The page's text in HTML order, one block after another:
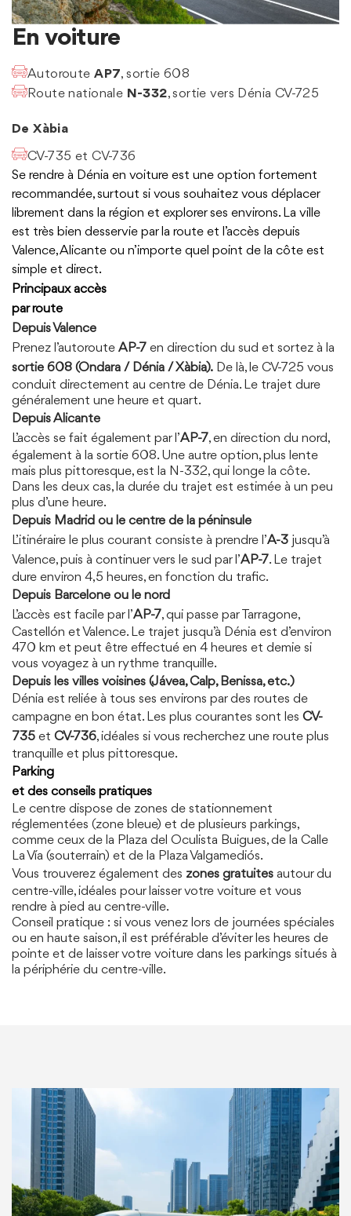
En voiture
AutorouteAP7, sortie 608
Route nationale N-332, sortie vers Dénia CV-725
De Xàbia
CV-735 et CV-736
Se rendre à Dénia en voiture est une option fortement
recommandée, surtout si vous souhaitez vous déplacer
librement dans la région et explorer ses environs. La ville
est très bien desservie par la route et l’accès depuis
Valence, Alicante ou n’importe quel point de la côte est
simple et direct.
Principaux accès
par route
Depuis Valence
Prenez l’autoroute AP-7 en direction du sud et sortez à la
sortie 608 (Ondara / Dénia / Xàbia). De là, le CV-725 vous
conduit directement au centre de Dénia. Le trajet dure
généralement une heure et quart.
Depuis Alicante
L’accès se fait également par l’AP-7, en direction du nord,
également à la sortie 608. Une autre option, plus lente
mais plus pittoresque, est la N-332, qui longe la côte.
Dans les deux cas, la durée du trajet est estimée à un peu
plus d’une heure.
Depuis Madrid ou le centre de la péninsule
L’itinéraire le plus courant consiste à prendre l’A-3 jusqu’à
Valence, puis à continuer vers le sud par l’AP-7. Le trajet
dure environ 4,5 heures, en fonction du trafic.
Depuis Barcelone ou le nord
L’accès est facile par l’AP-7, qui passe par Tarragone,
Castellón et Valence. Le trajet jusqu’à Dénia est d’environ
470 km et peut être effectué en 4 heures et demie si
vous voyagez à un rythme tranquille.
Depuis les villes voisines (Jávea, Calp, Benissa, etc.)
Dénia est reliée à tous ses environs par des routes de
campagne en bon état. Les plus courantes sont les CV-
735 et CV-736, idéales si vous recherchez une route plus
tranquille et plus pittoresque.
Parking
et des conseils pratiques
Le centre dispose de zones de stationnement
réglementées (zone bleue) et de plusieurs parkings,
comme ceux de la Plaza del Oculista Buigues, de la Calle
La Vía (souterrain) et de la Plaza Valgamediós.
Vous trouverez également des zones gratuites autour du
centre-ville, idéales pour laisser votre voiture et vous
rendre à pied au centre-ville.
Conseil pratique : si vous venez lors de journées spéciales
ou en haute saison, il est préférable d’éviter les heures de
pointe et de laisser votre voiture dans les parkings situés à
la périphérie du centre-ville.